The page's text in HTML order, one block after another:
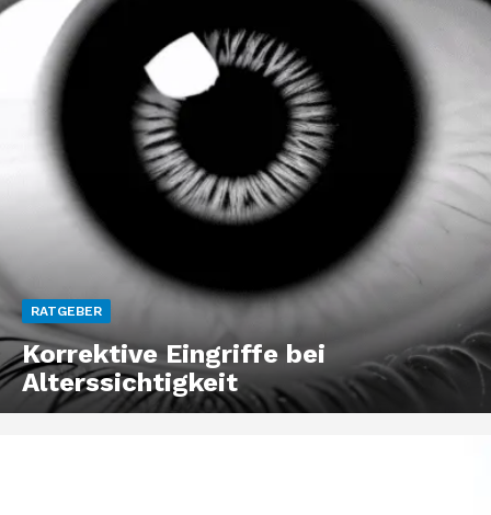
RATGEBER
Korrektive Eingriffe bei
Alterssichtigkeit